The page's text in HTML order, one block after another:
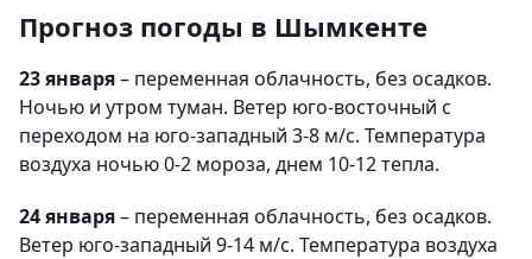
Прогноз погоды в Шымкенте
23 января– переменная облачность, без осадков.
Ночью и утром туман. Ветер юго-восточный с
переходом на юго-западный 3-8 м/с. Температура
воздуха ночью 0-2 мороза, днем 10-12 тепла.
24 января– переменная облачность, без осадков.
Ветер юго-западный 9-14 м/с. Температура воздуха